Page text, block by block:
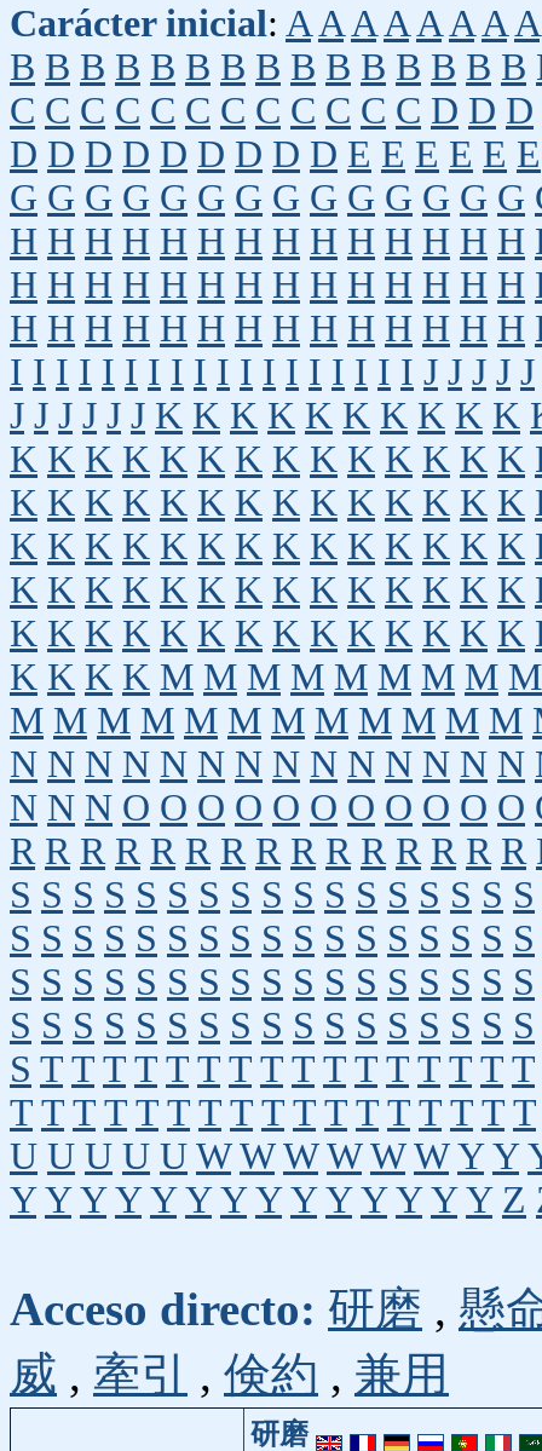
Carácter inicial: A A A A A A A A
B B B B B B B B B B B B B B B
C C C C C C C C C C C C D D D
D D D D D D D D D E E E E E E
G G G G G G G G G G G G G G
H H H H H H H H H H H H H H
H H H H H H H H H H H H H H
H H H H H H H H H H H H H H
I I I I I I I I I I I I I I I I I I J J J J J
J J J J J J K K K K K K K K K K
K K K K K K K K K K K K K K
K K K K K K K K K K K K K K
K K K K K K K K K K K K K K
K K K K K K K K K K K K K K
K K K K K K K K K K K K K K
K K K K M M M M M M M M M
M M M M M M M M M M M M
N N N N N N N N N N N N N N
N N N O O O O O O O O O O O
R R R R R R R R R R R R R R R
S S S S S S S S S S S S S S S S S
S S S S S S S S S S S S S S S S S
S S S S S S S S S S S S S S S S S
S S S S S S S S S S S S S S S S S
S T T T T T T T T T T T T T T T T
T T T T T T T T T T T T T T T T T
U U U U U W W W W W W Y Y
Y Y Y Y Y Y Y Y Y Y Y Y Y Y Z
Acceso directo: 研磨 , 懸
威 , 牽引 , 倹約 , 兼用
研磨